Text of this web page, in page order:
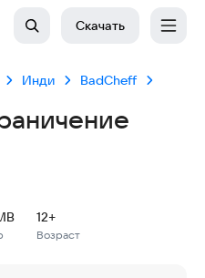
Скачать
Инди BadCheff
30.6 MB
Возраст
12+